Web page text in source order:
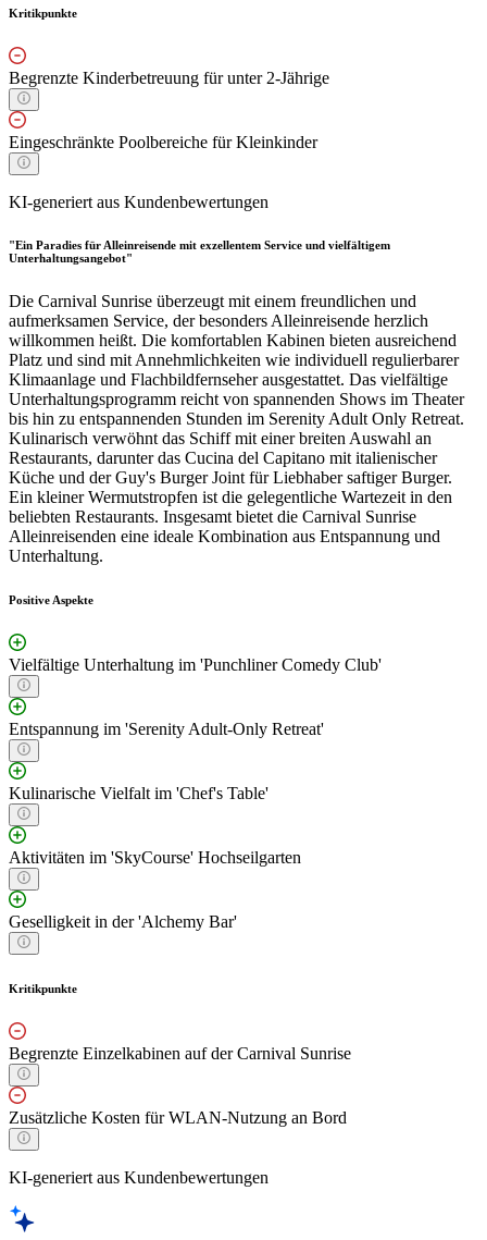
Kritikpunkte
Begrenzte Kinderbetreuung für unter 2-Jährige
Eingeschränkte Poolbereiche für Kleinkinder
KI-generiert aus Kundenbewertungen
"Ein Paradies für Alleinreisende mit exzellentem Service und vielfältigem
Unterhaltungsangebot"
Die Carnival Sunrise überzeugt mit einem freundlichen und
aufmerksamen Service, der besonders Alleinreisende herzlich
willkommen heißt. Die komfortablen Kabinen bieten ausreichend
Platz und sind mit Annehmlichkeiten wie individuell regulierbarer
Klimaanlage und Flachbildfernseher ausgestattet. Das vielfältige
Unterhaltungsprogramm reicht von spannenden Shows im Theater
bis hin zu entspannenden Stunden im Serenity Adult Only Retreat.
Kulinarisch verwöhnt das Schiff mit einer breiten Auswahl an
Restaurants, darunter das Cucina del Capitano mit italienischer
Küche und der Guy's Burger Joint für Liebhaber saftiger Burger.
Ein kleiner Wermutstropfen ist die gelegentliche Wartezeit in den
beliebten Restaurants. Insgesamt bietet die Carnival Sunrise
Alleinreisenden eine ideale Kombination aus Entspannung und
Unterhaltung.
Positive Aspekte
Vielfältige Unterhaltung im 'Punchliner Comedy Club'
Entspannung im 'Serenity Adult-Only Retreat'
Kulinarische Vielfalt im 'Chef's Table'
Aktivitäten im 'SkyCourse' Hochseilgarten
Geselligkeit in der 'Alchemy Bar'
Kritikpunkte
Begrenzte Einzelkabinen auf der Carnival Sunrise
Zusätzliche Kosten für WLAN-Nutzung an Bord
KI-generiert aus Kundenbewertungen